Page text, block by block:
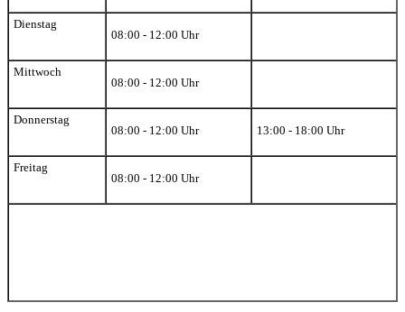
Dienstag
08:00 - 12:00 Uhr
Mittwoch
08:00 - 12:00 Uhr
Donnerstag
08:00 - 12:00 Uhr
13:00 - 18:00 Uhr
Freitag
08:00 - 12:00 Uhr